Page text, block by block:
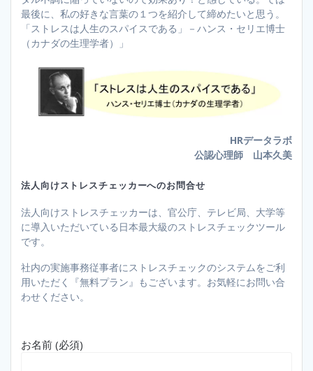
最後に、私の好きな言葉の１つを紹介して締めたいと思う。
「ストレスは人生のスパイスである」－ハンス・セリエ博士
（カナダの生理学者）」
HRデータラボ
公認心理師 山本久美
法人向けストレスチェッカーへのお問合せ
法人向けストレスチェッカーは、官公庁、テレビ局、大学等
に導入いただいている日本最大級のストレスチェックツール
です。
社内の実施事務従事者にストレスチェックのシステムをご利
用いただく『無料プラン』もございます。お気軽にお問い合
わせください。
お名前 (必須)